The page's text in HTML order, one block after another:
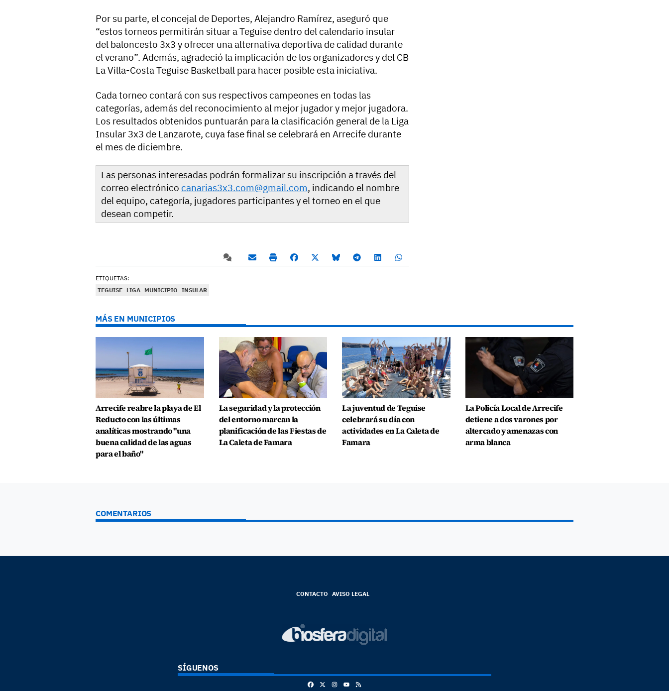
Por su parte, el concejal de Deportes, Alejandro Ramírez, aseguró que
“estos torneos permitirán situar a Teguise dentro del calendario insular
del baloncesto 3x3 y ofrecer una alternativa deportiva de calidad durante
el verano”. Además, agradeció la implicación de los organizadores y del CB
La Villa-Costa Teguise Basketball para hacer posible esta iniciativa.
Cada torneo contará con sus respectivos campeones en todas las
categorías, además del reconocimiento al mejor jugador y mejor jugadora.
Los resultados obtenidos puntuarán para la clasificación general de la Liga
Insular 3x3 de Lanzarote, cuya fase final se celebrará en Arrecife durante
el mes de diciembre.
Las personas interesadas podrán formalizar su inscripción a través del
correo electrónico canarias3x3.com@gmail.com, indicando el nombre
del equipo, categoría, jugadores participantes y el torneo en el que
desean competir.
ETIQUETAS:
TEGUISE LIGA MUNICIPIO INSULAR
MÁS EN MUNICIPIOS
Arrecife reabre la playa de El
Reducto con las últimas
analíticas mostrando "una
buena calidad de las aguas
para el baño"
La seguridad y la protección
del entorno marcan la
planificación de las Fiestas de
La Caleta de Famara
La juventud de Teguise
celebrará su día con
actividades en La Caleta de
Famara
La Policía Local de Arrecife
detiene a dos varones por
altercado y amenazas con
arma blanca
COMENTARIOS
CONTACTO AVISO LEGAL
SÍGUENOS
FacebookInstagram